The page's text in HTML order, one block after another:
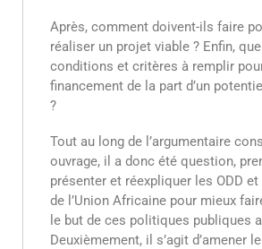
Après, comment doivent-ils faire
réaliser un projet viable ? Enfin,
conditions et critères à remplir
financement de la part d’un
?
Tout au long de l’argumentaire
ouvrage, il a donc été question,
présenter et réexpliquer les ODD et
de l’Union Africaine pour mieux
le but de ces politiques publiques
Deuxièmement, il s’agit d’amener